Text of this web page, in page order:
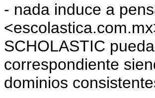
- nada induce a
SCHOLASTIC
correspondiente
dominios